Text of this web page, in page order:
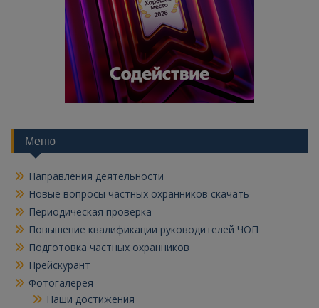
Меню
Направления деятельности
Новые вопросы частных охранников скачать
Периодическая проверка
Повышение квалификации руководителей ЧОП
Подготовка частных охранников
Прейскурант
Фотогалерея
Наши достижения